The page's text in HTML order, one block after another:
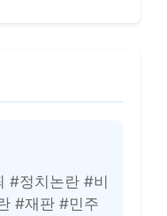
#정치논란 #비
#재판 #민주